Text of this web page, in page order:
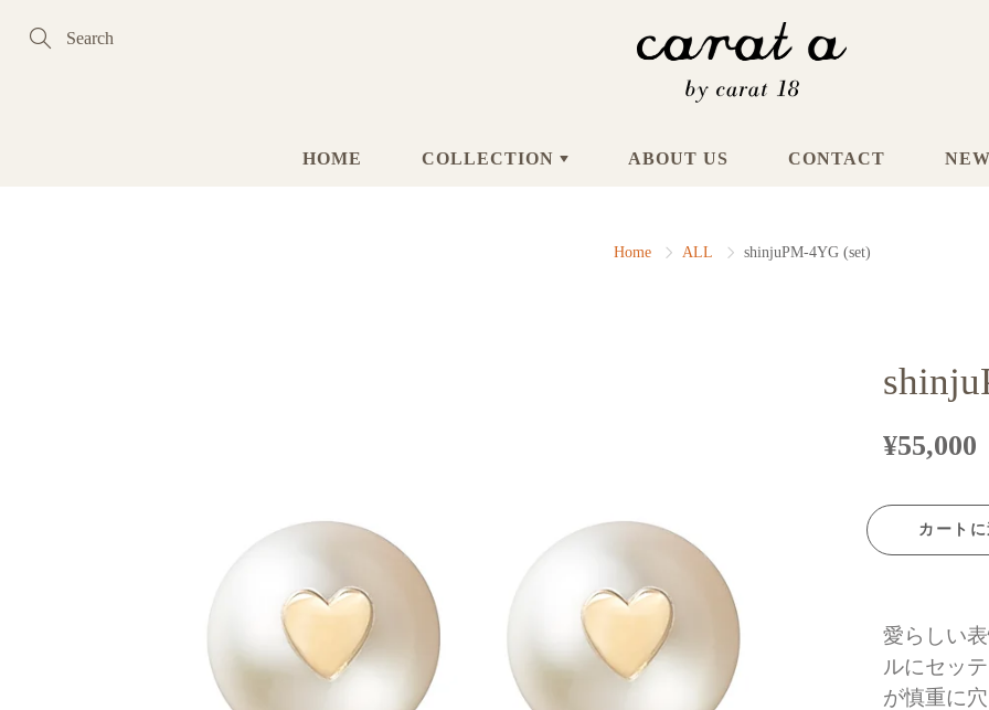
HOME COLLECTION ABOUT US CONTACT
Home ALL shinjuPM-4YG (set)
¥55,000
カート
愛らしい
ルにセッ
が慎重に穴